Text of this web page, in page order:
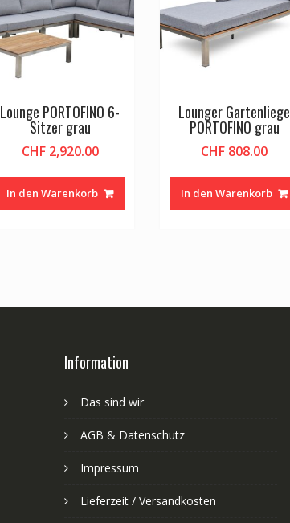
Lounge PORTOFINO 6-
Sitzer grau
CHF2,920.00
In den Warenkorb
Lounger Gartenliege
PORTOFINO grau
CHF 808.00
In den Warenkorb
Information
Das sind wir
AGB & Datenschutz
Impressum
Lieferzeit / Versandkosten